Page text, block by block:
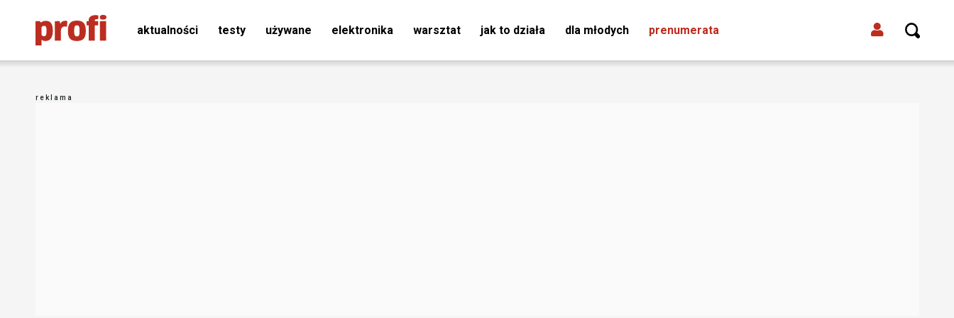
aktualności testy używane elektronika warsztat jak to działa dla młodych prenumerata